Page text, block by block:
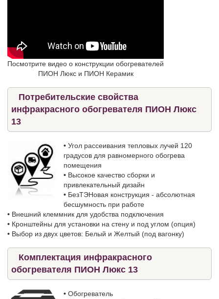
Посмотрите видео о конструкции обогревателей
ПИОН Люкс и ПИОН Керамик
Потребительские свойства
инфракрасного обогревателя ПИОН Люкс
13
• Угол рассеивания тепловых лучей 120
градусов для равномерного обогрева
помещения
• Высокое качество сборки и
привлекательный дизайн
• БезТЭНовая конструкция - абсолютная
бесшумность при работе
• Внешний клеммник для удобства подключения
• Кронштейны для установки на стену и под углом (опция)
• Выбор из двух цветов: Белый и Желтый (под вагонку)
Комплектация инфракрасного
обогревателя ПИОН Люкс 13
• Обогреватель